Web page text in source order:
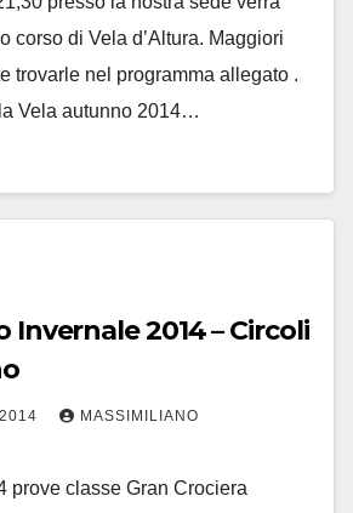
corso di Vela d’Altura. Maggiori
trovarle nel programma allegato .
Vela autunno 2014…
Invernale 2014 – Circoli
MASSIMILIANO
prove classe Gran Crociera